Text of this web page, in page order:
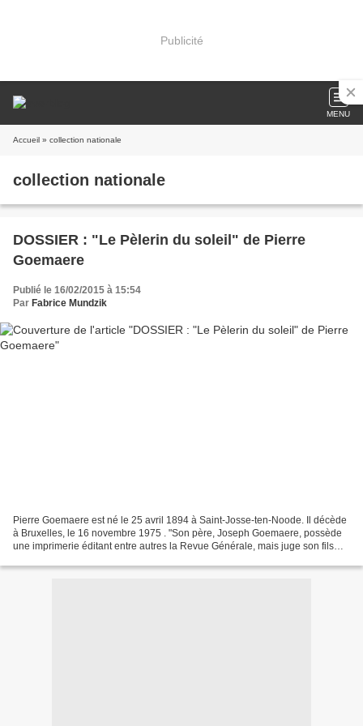
Publicité
MENU
Accueil » collection nationale
collection nationale
DOSSIER : "Le Pèlerin du soleil" de Pierre
Goemaere
Publié le 16/02/2015 à 15:54
Par Fabrice Mundzik
Pierre Goemaere est né le 25 avril 1894 à Saint-Josse-ten-Noode. Il décède
à Bruxelles, le 16 novembre 1975 . "Son père, Joseph Goemaere, possède
une imprimerie éditant entre autres la Revue Générale, mais juge son fils